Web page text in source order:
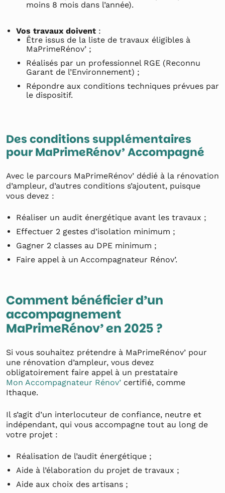
moins 8 mois dans l’année).
Vos travaux doivent :
Être issus de la liste de travaux éligibles à
MaPrimeRénov’ ;
Réalisés par un professionnel RGE (Reconnu
Garant de l’Environnement) ;
Répondre aux conditions techniques prévues par
le dispositif.
Des conditions supplémentaires
pour MaPrimeRénov’ Accompagné
Avec le parcours MaPrimeRénov’ dédié à la rénovation
d’ampleur, d’autres conditions s’ajoutent, puisque
vous devez :
Réaliser un audit énergétique avant les travaux ;
Effectuer 2 gestes d’isolation minimum ;
Gagner 2 classes au DPE minimum ;
Faire appel à un Accompagnateur Rénov’.
Comment bénéficier d’un
accompagnement
MaPrimeRénov’ en 2025 ?
Si vous souhaitez prétendre à MaPrimeRénov’ pour
une rénovation d’ampleur, vous devez
obligatoirement faire appel à un prestataire
Mon Accompagnateur Rénov’ certifié, comme
Ithaque.
Il s’agit d’un interlocuteur de confiance, neutre et
indépendant, qui vous accompagne tout au long de
votre projet :
Réalisation de l’audit énergétique ;
Aide à l’élaboration du projet de travaux ;
Aide aux choix des artisans ;